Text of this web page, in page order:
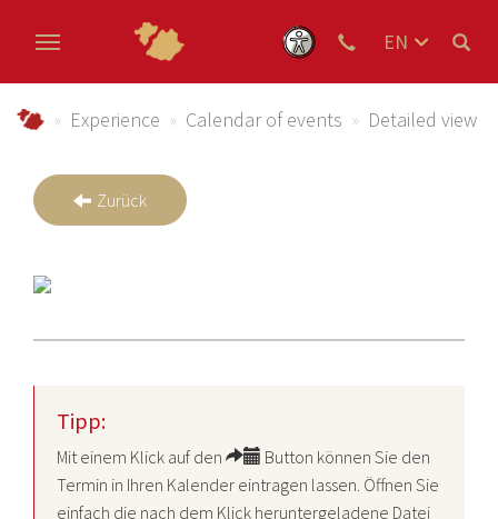
EN
Urlaub im Schmallenberger Sauerland und der
Experience Calendar of events Detailed view
Zurück
Tipp:
Mit einem Klick auf den
Button können Sie den
Termin in Ihren Kalender eintragen lassen. Öffnen Sie
einfach die nach dem Klick heruntergeladene Datei